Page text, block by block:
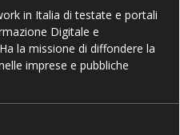
in Italia di testate e portali
Digitale e
la missione di diffondere la
imprese e pubbliche